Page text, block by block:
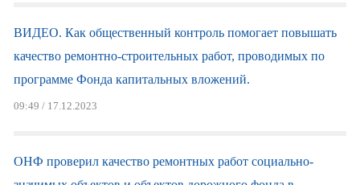
ВИДЕО. Как общественный контроль помогает повышать
качество ремонтно-строительных работ, проводимых по
программе Фонда капитальных вложений.
09:49 / 17.12.2023
ОНФ проверил качество ремонтных работ социально-